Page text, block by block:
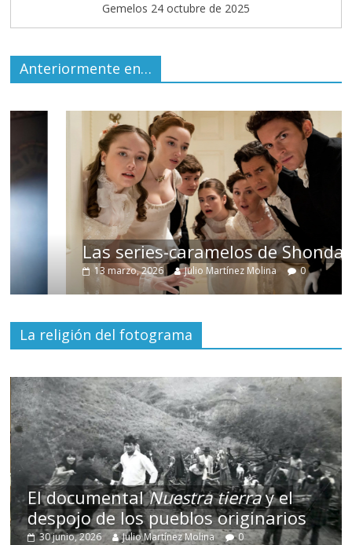
Gemelos 24 octubre de 2025
Anteriormente en…
Las series-caramelos de Shondaland
13 marzo, 2026 Julio Martínez Molina 0
La religión del fotograma
El documentalNuestra tierray el
despojo de los pueblos originarios
30 junio, 2026 Julio Martínez Molina 0